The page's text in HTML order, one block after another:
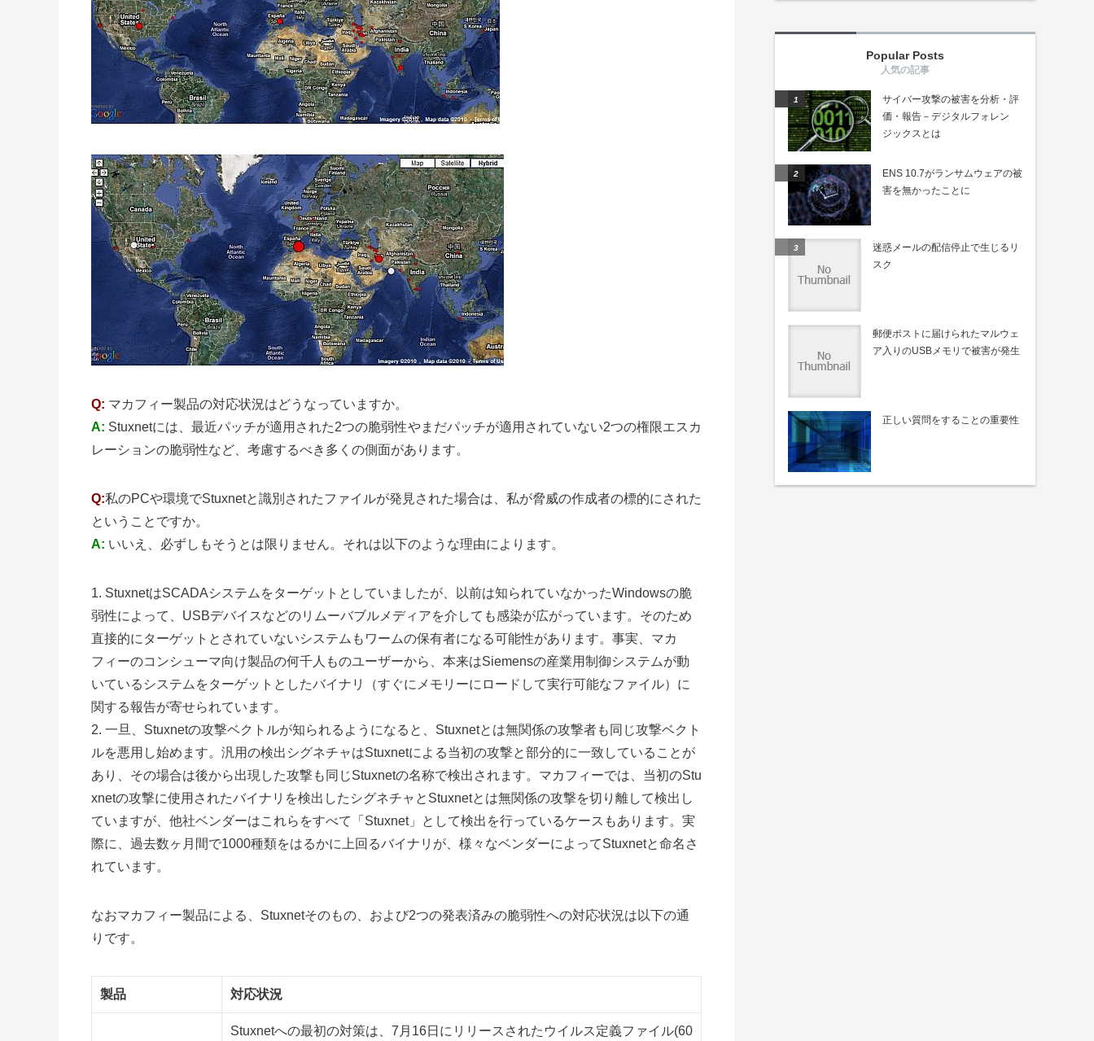
Q: マカフィー製品の対応状況はどうなっていますか。
A: Stuxnetには、最近パッチが適用された2つの脆弱性やまだパッチが適用されていない2つの権限エスカ
レーションの脆弱性など、考慮するべき多くの側面があります。
Q:私のPCや環境でStuxnetと識別されたファイルが発見された場合は、私が脅威の作成者の標的にされた
ということですか。
A: いいえ、必ずしもそうとは限りません。それは以下のような理由によります。
StuxnetはSCADAシステムをターゲットとしていましたが、以前は知られていなかったWindowsの脆
弱性によって、USBデバイスなどのリムーバブルメディアを介しても感染が広がっています。そのため
直接的にターゲットとされていないシステムもワームの保有者になる可能性があります。事実、マカ
フィーのコンシューマ向け製品の何千人ものユーザーから、本来はSiemensの産業用制御システムが動
いているシステムをターゲットとしたバイナリ（すぐにメモリーにロードして実行可能なファイル）に
関する報告が寄せられています。
一旦、Stuxnetの攻撃ベクトルが知られるようになると、Stuxnetとは無関係の攻撃者も同じ攻撃ベクト
ルを悪用し始めます。汎用の検出シグネチャはStuxnetによる当初の攻撃と部分的に一致していることが
あり、その場合は後から出現した攻撃も同じStuxnetの名称で検出されます。マカフィーでは、当初のStu
xnetの攻撃に使用されたバイナリを検出したシグネチャとStuxnetとは無関係の攻撃を切り離して検出し
ていますが、他社ベンダーはこれらをすべて「Stuxnet」として検出を行っているケースもあります。実
際に、過去数ヶ月間で1000種類をはるかに上回るバイナリが、様々なベンダーによってStuxnetと命名さ
れています。
なおマカフィー製品による、Stuxnetそのもの、および2つの発表済みの脆弱性への対応状況は以下の通
りです。
製品 対応状況
Stuxnetへの最初の対策は、7月16日にリリースされたウイルス定義ファイル(60
Popular Posts
サイバー攻撃の被害を分析・評
価・報告－デジタルフォレン
ジックスとは
ENS 10.7がランサムウェアの被
害を無かったことに
迷惑メールの配信停止で生じるリ
スク
郵便ポストに届けられたマルウェ
ア入りのUSBメモリで被害が発生
正しい質問をすることの重要性